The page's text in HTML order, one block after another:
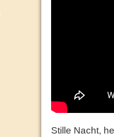
Stille Nacht,